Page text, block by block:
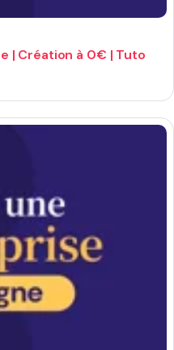
| Création à 0€ | Tuto